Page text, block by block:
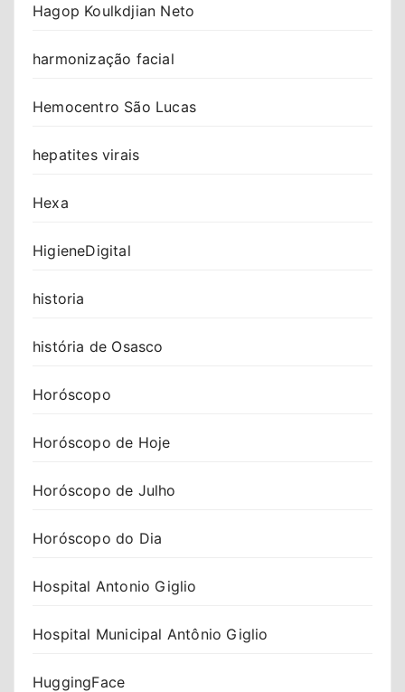
Hagop Koulkdjian Neto
harmonização facial
Hemocentro São Lucas
hepatites virais
Hexa
HigieneDigital
historia
história de Osasco
Horóscopo
Horóscopo de Hoje
Horóscopo de Julho
Horóscopo do Dia
Hospital Antonio Giglio
Hospital Municipal Antônio Giglio
HuggingFace